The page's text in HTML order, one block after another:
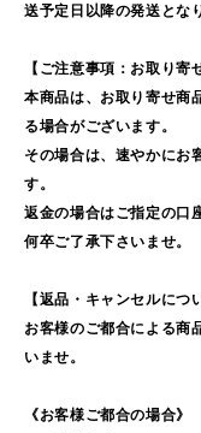
送予定日以降の発送とな
【ご注意事項：お取り寄
本商品は、お取り寄せ商
る場合がございます。
その場合は、速やかにお
す。
返金の場合はご指定の口
何卒ご了承下さいませ。
【返品・キャンセルにつ
お客様のご都合による商
いませ。
《お客様ご都合の場合》